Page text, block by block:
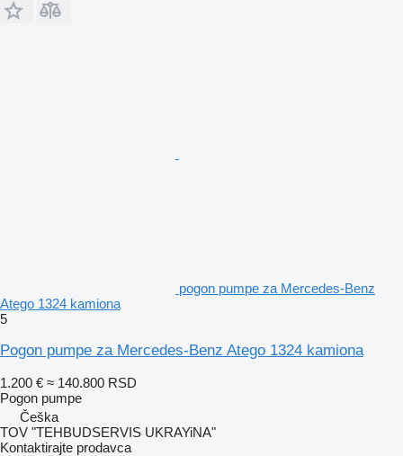
pogon pumpe za Mercedes-Benz
Atego 1324 kamiona
5
Pogon pumpe za Mercedes-Benz Atego 1324 kamiona
1.200 € ≈ 140.800 RSD
Pogon pumpe
Češka
TOV "TEHBUDSERVIS UKRAYiNA"
Kontaktirajte prodavca